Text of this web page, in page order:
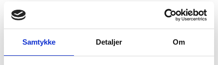
Samtykke Detaljer Om
Teva Tirra Sport – Sort
749kr
Merrell Huntington Sport
799krDen
oprindelige
495krDen
aktuelle